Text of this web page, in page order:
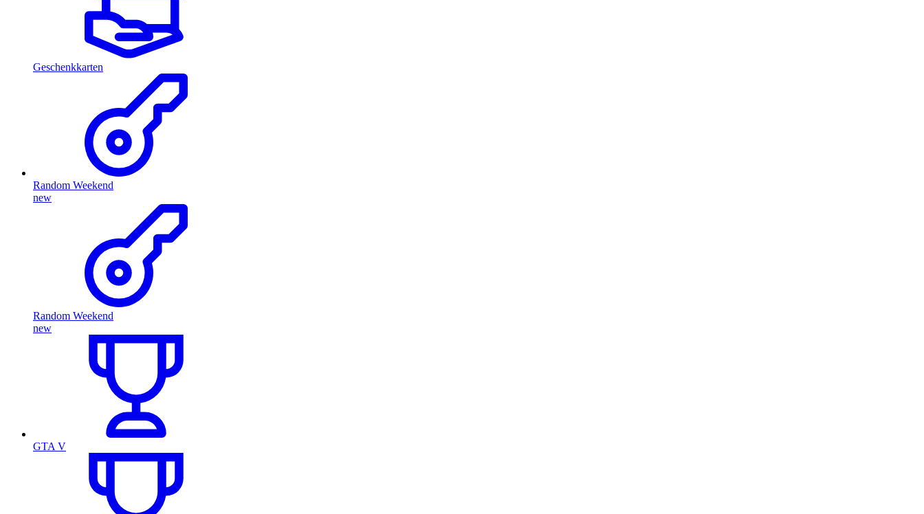
Geschenkkarten
Random Weekend
new
Random Weekend
new
GTA V